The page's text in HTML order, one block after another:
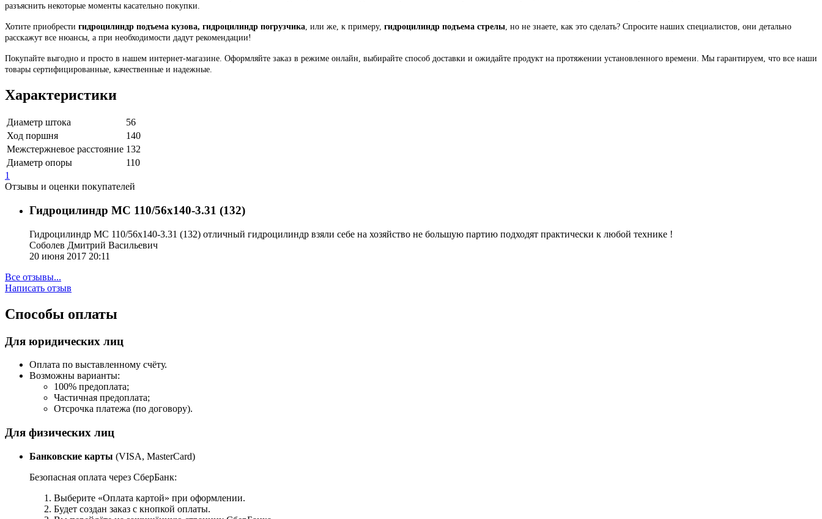
разъяснить некоторые моменты касательно покупки.
Хотите приобрести гидроцилиндр подъема кузова, гидроцилиндр погрузчика , или же, к примеру, гидроцилиндр подъема стрелы , но не знаете, как это сделать? Спросите наших специалистов, они детально
расскажут все нюансы, а при необходимости дадут рекомендации!
Покупайте выгодно и просто в нашем интернет-магазине. Оформляйте заказ в режиме онлайн, выбирайте способ доставки и ожидайте продукт на протяжении установленного времени. Мы гарантируем, что все наши
товары сертифицированные, качественные и надежные.
Характеристики
Диаметр штока
56
Ход поршня
140
Межстержневое расстояние 132
Диаметр опоры
110
1
Отзывы и оценки покупателей
Гидроцилиндр МС 110/56х140-3.31 (132)
Гидроцилиндр МС 110/56х140-3.31 (132) отличный гидроцилиндр взяли себе на хозяйство не большую партию подходят практически к любой технике !
Соболев Дмитрий Васильевич
20 июня 2017 20:11
Все отзывы...
Написать отзыв
Способы оплаты
Для юридических лиц
Оплата по выставленному счёту.
Возможны варианты:
100% предоплата;
Частичная предоплата;
Отсрочка платежа (по договору).
Для физических лиц
Банковские карты (VISA, MasterCard)
Безопасная оплата через СберБанк:
Выберите «Оплата картой» при оформлении.
Будет создан заказ с кнопкой оплаты.